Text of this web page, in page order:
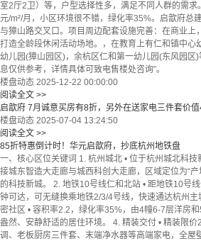
室2厅2卫）等，户型选择性多，满足不同人群的需
元/m²/月，小区环境很不错，绿化率35%。启歆府总
与獐山路交叉口。项目周边配套设施完善：在商业上
打造全龄段休闲活动场地。，在教育上有仁和镇中心
幼儿园(獐山园区)，余杭区仁和第一幼儿园(东风园区
息仅供参考，详情具体可致电售楼处咨询”。
楼盘动态 2025-12-22 00:00:00
阅读全文 >>
启歆府 7月诚意买房有8折，另外在送家电三件套价值
楼盘动态 2025-07-04 13:24:50
阅读全文 >>
85折特惠倒计时！华元启歆府，抄底杭州地铁盘
一、核心区位关键词 1. 杭州城北 • 位于杭州城北科
接城东智造大走廊与城西科创大走廊，区域定位为“
的科技新城。 2. 地铁10号线仁和北站 • 距地铁10号
钟可达，可无缝换乘地铁2/3/4号线，快速通达杭州
密社区 • 容积率2.2，绿化率35%，由4幢6-7层洋房
盎然、安静舒适的居住环境。 4. 精装交付 • 精装限
调、老板厨房三件套、末端净水器等高端家电，全屋